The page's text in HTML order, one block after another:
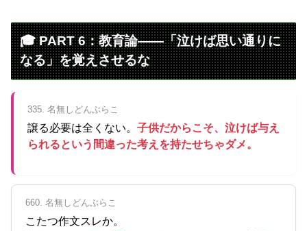
🎓 PART 6：教育論——「泣けば思い通りに
なる」を覚えさせるな
335. 名無しどんぶらこ
譲る必要は全くない。 子供だからこそ、泣けば与え
られるという間違った考えを持たせちゃダメ。
660. 名無しどんぶらこ
こたつ作文スレか。